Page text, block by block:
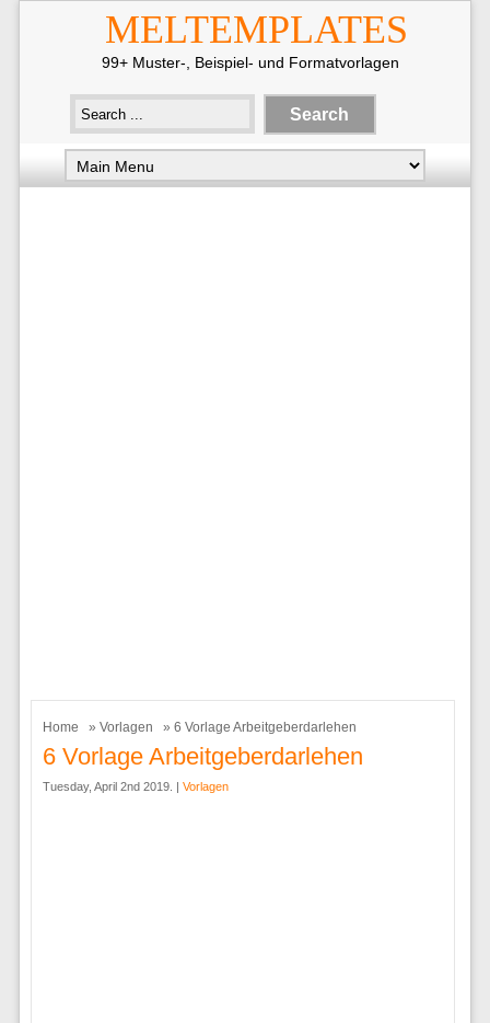
MELTEMPLATES
99+ Muster-, Beispiel- und Formatvorlagen
Home » Vorlagen » 6 Vorlage Arbeitgeberdarlehen
6 Vorlage Arbeitgeberdarlehen
Tuesday, April 2nd 2019. | Vorlagen